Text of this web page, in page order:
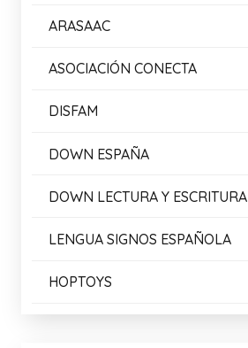
ARASAAC
ASOCIACIÓN CONECTA
DISFAM
DOWN ESPAÑA
DOWN LECTURA Y ESCRITURA
LENGUA SIGNOS ESPAÑOLA
HOPTOYS